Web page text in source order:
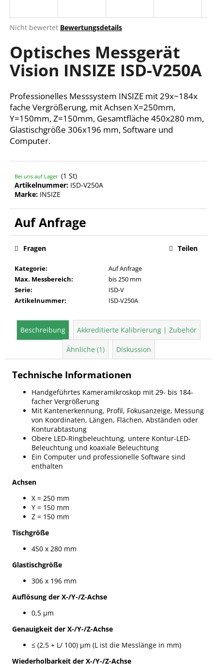
Die
Produktbewertung
ist
0,0
von
Sternen.
Nicht bewertet Bewertungsdetails
Optisches Messgerät
Vision INSIZE ISD-V250A
Professionelles Messsystem INSIZE mit 29x~184x
fache Vergrößerung, mit Achsen X=250mm,
Y=150mm, Z=150mm, Gesamtfläche 450x280 mm,
Glastischgröße 306x196 mm, Software und
Computer.
Bei uns auf Lager (1 St)
Artikelnummer: ISD-V250A
Marke: INSIZE
Kategorie:
Auf Anfrage
Max. Messbereich:
bis 250 mm
Serie:
ISD-V
Artikelnummer: ISD-V250A
Fragen Teilen
Beschreibung Akkreditierte Kalibrierung | Zubehör
Ähnliche (1) Diskussion
Technische Informationen
Handgeführtes Kameramikroskop mit 29- bis 184-
facher Vergrößerung
Mit Kantenerkennung, Profil, Fokusanzeige, Messung
von Koordinaten, Längen, Flächen, Abständen oder
Konturabtastung
Obere LED-Ringbeleuchtung, untere Kontur-LED-
Beleuchtung und koaxiale Beleuchtung
Ein Computer und professionelle Software sind
enthalten
Achsen
X = 250 mm
Y = 150 mm
Z = 150 mm
Tischgröße
450 x 280 mm
Glastischgröße
306 x 196 mm
Auflösung der X-/Y-/Z-Achse
0,5 µm
Genauigkeit der X-/Y-/Z-Achse
≤ (2,5 + L/ 100) μm (L ist die Messlänge in mm)
Wiederholbarkeit der X-/Y-/Z-Achse
W
i
r
e
m
p
f
h
e
n